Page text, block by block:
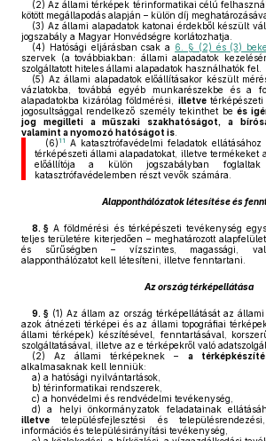
(2) Az állami térképek térinformatikai célú
kötött megállapodás alapján – külön díj
(3) Az állami alapadatok katonai érdekből készült
jogszabály a Magyar Honvédségre korlátozhatja.
(4) Hatósági eljárásban csak a 6. § (2) és (3)
szervek (a továbbiakban: állami alapadatok
szolgáltatott hiteles állami alapadatok használhatók fel.
(5) Az állami alapadatok előállításakor készült
vázlatokba, továbbá egyéb munkarészekbe és a
alapadatokba kizárólag földmérési, illetvetérképészeti
jogosultsággal rendelkező személy tekinthet beés
jog megilleti a műszaki szakhatóságot, a
valamint a nyomozó hatóságot is
(6) 11
A katasztrófavédelmi feladatok
térképészeti állami alapadatokat, illetve termékeket
előállítója a külön jogszabályban
katasztrófavédelemben részt vevők számára.
Alapponthálózatok létesítése és
8. § A földmérési és térképészeti tevékenység
teljes területére kiterjedően – meghatározott
és sűrűségben – vízszintes, magassági,
alapponthálózatot kell létesíteni, illetve fenntartani.
Az ország térképellátása
9. § (1) Az állam az ország térképellátását az állami
azok átnézeti térképei és az állami topográfiai
állami térképek) készítésével, fenntartásával,
szolgáltatásával, illetve az e térképekről való
(2) Az állami térképeknek – a
alkalmasaknak kell lenniük:
a) a hatósági nyilvántartások,
b) térinformatikai rendszerek,
c) a honvédelmi és rendvédelmi tevékenység,
d) a helyi önkormányzatok feladatainak
illetve településfejlesztési és településrendezési,
információs és településirányítási tevékenység,